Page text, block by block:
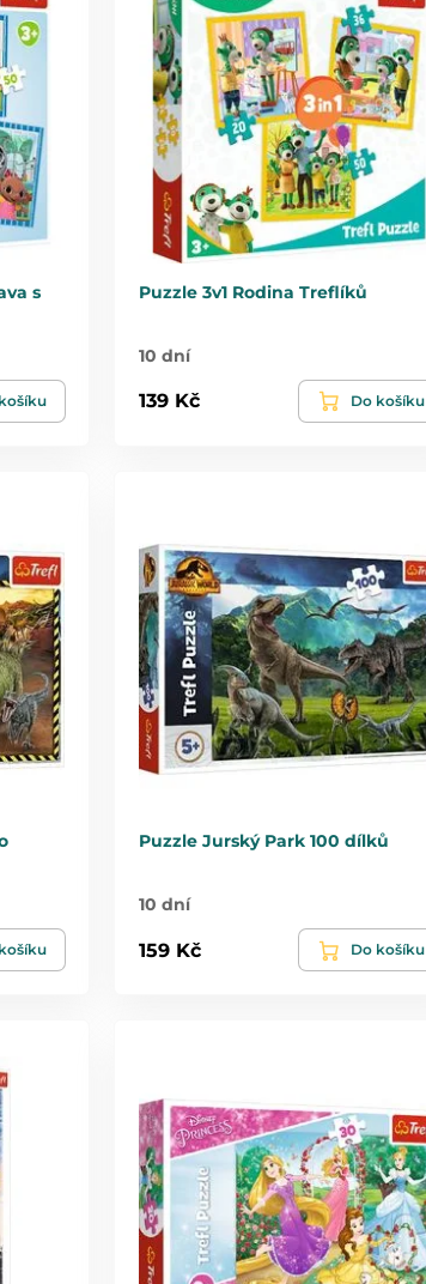
s
Puzzle 3v1 Rodina Treflíků
10 dní
139 Kč Do košíku
Puzzle Jurský Park 100 dílků
10 dní
159 Kč Do košíku